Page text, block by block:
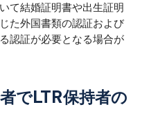
て結婚証明書や出生証明
た外国書類の認証および
認証が必要となる場合が
でLTR保持者の